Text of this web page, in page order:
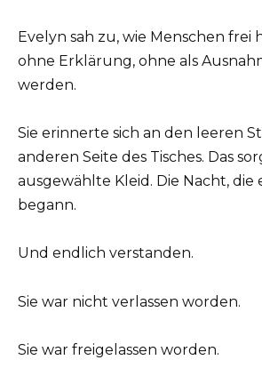
Evelyn sah zu, wie Menschen frei
ohne Erklärung, ohne als
werden.
Sie erinnerte sich an den leeren
anderen Seite des Tisches. Das
ausgewählte Kleid. Die Nacht, die
begann.
Und endlich verstanden.
Sie war nicht verlassen worden.
Sie war freigelassen worden.